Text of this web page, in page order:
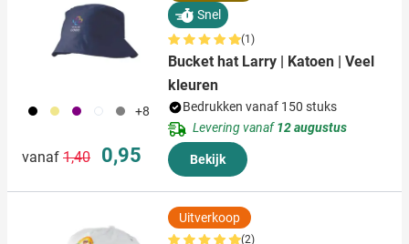
001 013 024 002 003 +8
vanaf Normale prijs
1,40 Speciale prijs
0,95
Snel
(1)
Bucket hat Larry | Katoen | Veel
kleuren
Bedrukken vanaf 150 stuks
Levering vanaf12 augustus
Bekijk
Uitverkoop
(2)